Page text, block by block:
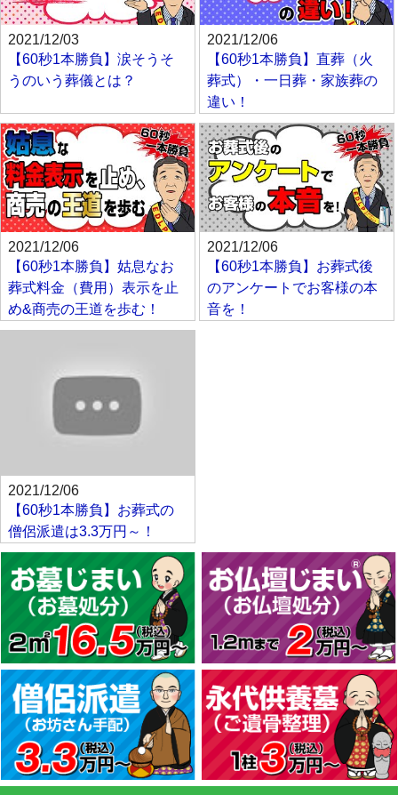
2021/12/03
【60秒1本勝負】涙そうそ
うのいう葬儀とは？
2021/12/06
【60秒1本勝負】直葬（火
葬式）・一日葬・家族葬の
違い！
2021/12/06
【60秒1本勝負】姑息なお
葬式料金（費用）表示を止
め&商売の王道を歩む！
2021/12/06
【60秒1本勝負】お葬式後
のアンケートでお客様の本
音を！
2021/12/06
【60秒1本勝負】お葬式の
僧侶派遣は3.3万円～！